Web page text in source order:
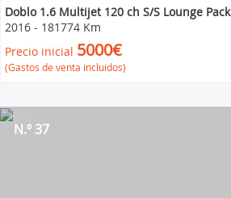
Doblo 1.6 Multijet 120 ch S/S Lounge Pack
2016 - 181774 Km
Precio inicial 5000€
(Gastos de venta incluidos)
N.º 37